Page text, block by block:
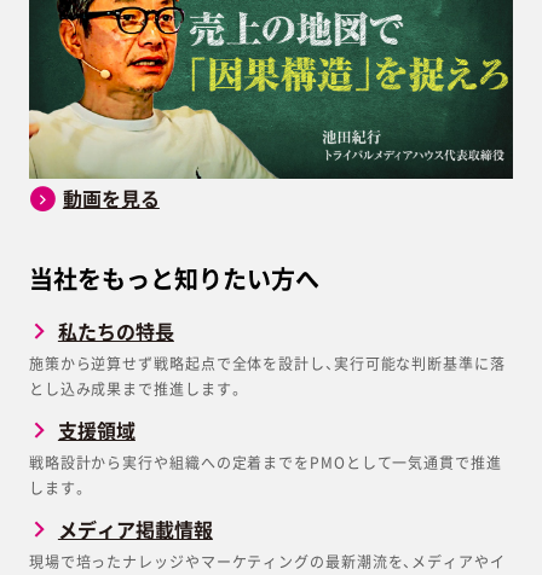
動画を見る
当社をもっと知りたい方へ
私たちの特長
施策から逆算せず戦略起点で全体を設計し、実行可能な判断基準に落
とし込み成果まで推進します。
支援領域
戦略設計から実行や組織への定着までをPMOとして一気通貫で推進
します。
メディア掲載情報
現場で培ったナレッジやマーケティングの最新潮流を、メディアやイ